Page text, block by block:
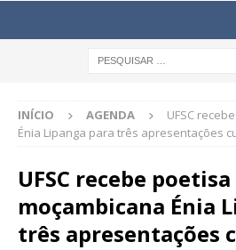
INÍCIO AGENDA
UFSC
Énia Lipanga para três apresentações
UFSC recebe poetisa
moçambicana Énia
três apresentações